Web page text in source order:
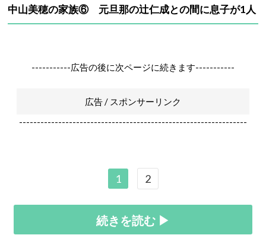
中山美穂の家族⑥ 元旦那の辻仁成との間に息子が1人
-----------広告の後に次ページに続きます-----------
広告 / スポンサーリンク
----------------------------------------------------------------
1 2
続きを読む ▶